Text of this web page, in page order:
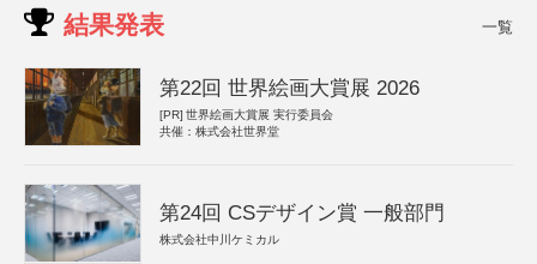
結果発表 一覧
第22回 世界絵画大賞展 2026
[PR] 世界絵画大賞展 実行委員会
共催：株式会社世界堂
第24回 CSデザイン賞 一般部門
株式会社中川ケミカル